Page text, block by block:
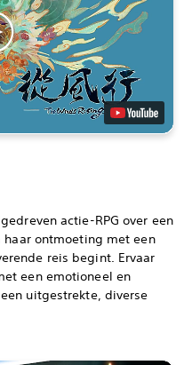
actie-RPG over een
ontmoeting met een
reis begint. Ervaar
een emotioneel en
uitgestrekte, diverse